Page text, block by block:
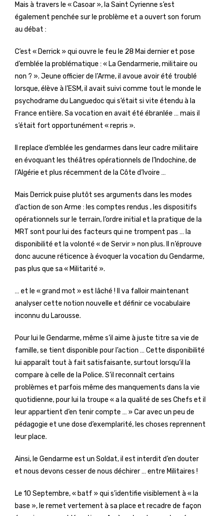
Mais à travers le « Casoar », la Saint Cyrienne s’est
également penchée sur le problème et a ouvert son forum
au débat :
C’est « Derrick » qui ouvre le feu le 28 Mai dernier et pose
d’emblée la problématique : « La Gendarmerie, militaire ou
non ? ». Jeune officier de l’Arme, il avoue avoir été troublé
lorsque, élève à l’ESM, il avait suivi comme tout le monde le
psychodrame du Languedoc qui s’était si vite étendu à la
France entière. Sa vocation en avait été ébranlée … mais il
s’était fort opportunément « repris ».
Il replace d’emblée les gendarmes dans leur cadre militaire
en évoquant les théâtres opérationnels de l’Indochine, de
l’Algérie et plus récemment de la Côte d’Ivoire …
Mais Derrick puise plutôt ses arguments dans les modes
d’action de son Arme : les comptes rendus , les dispositifs
opérationnels sur le terrain, l’ordre initial et la pratique de la
MRT sont pour lui des facteurs qui ne trompent pas … la
disponibilité et la volonté « de Servir » non plus. Il n’éprouve
donc aucune réticence à évoquer la vocation du Gendarme,
pas plus que sa « Militarité ».
… et le « grand mot » est lâché ! Il va falloir maintenant
analyser cette notion nouvelle et définir ce vocabulaire
inconnu du Larousse.
Pour lui le Gendarme, même s’il aime à juste titre sa vie de
famille, se tient disponible pour l’action … Cette disponibilité
lui apparaît tout à fait satisfaisante, surtout lorsqu’il la
compare à celle de la Police. S’il reconnaît certains
problèmes et parfois même des manquements dans la vie
quotidienne, pour lui la troupe « a la qualité de ses Chefs et il
leur appartient d’en tenir compte … » Car avec un peu de
pédagogie et une dose d’exemplarité, les choses reprennent
leur place.
Ainsi, le Gendarme est un Soldat, il est interdit d’en douter
et nous devons cesser de nous déchirer … entre Militaires !
Le 10 Septembre, « batf » qui s’identifie visiblement à « la
base », le remet vertement à sa place et recadre de façon